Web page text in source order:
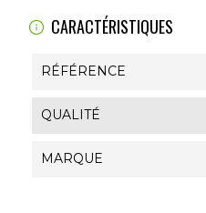
CARACTÉRISTIQUES
RÉFÉRENCE
QUALITÉ
MARQUE